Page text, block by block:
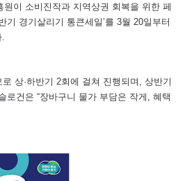
원이 소비진작과 지역상권 회복을 위한 페
기 경기살리기 통큰세일’를 3월 20일부터
상·하반기 2회에 걸쳐 진행되며, 상반기
로건은 “장바구니 물가 부담은 작게, 혜택